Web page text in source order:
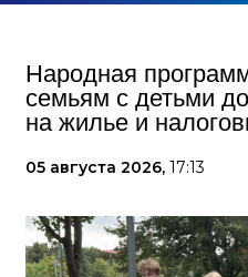
Народная
семьям с детьми
на жилье и
05 августа 2026, 17:13